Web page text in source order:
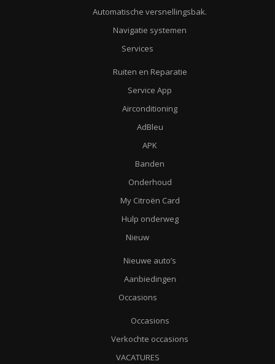
Automatische versnellingsbak.
Navigatie systemen
Services
Ruiten en Reparatie
Service App
Airconditioning
AdBleu
APK
Banden
Onderhoud
My Citroën Card
Hulp onderweg
Nieuw
Nieuwe auto’s
Aanbiedingen
Occasions
Occasions
Verkochte occasions
VACATURES